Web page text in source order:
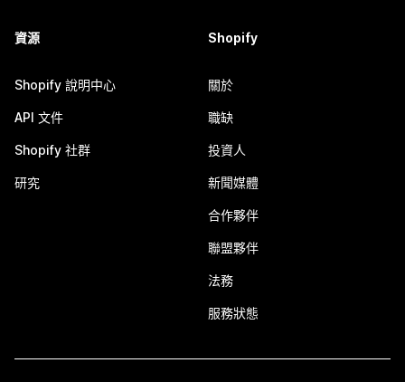
資源
Shopify 說明中心
API 文件
Shopify 社群
研究
Shopify
關於
職缺
投資人
新聞媒體
合作夥伴
聯盟夥伴
法務
服務狀態